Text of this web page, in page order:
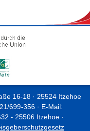
16-18 · 25524 Itzehoe
699-356 · E-Mail:
- 25506 Itzehoe ·